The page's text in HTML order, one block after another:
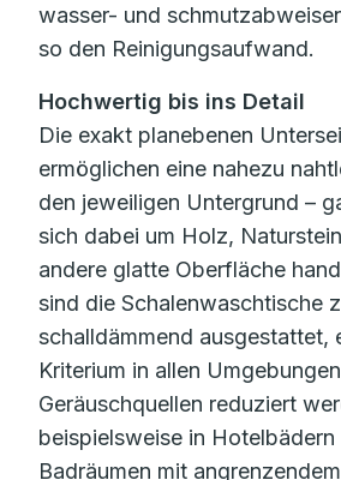
wasser- und
so den Reinigungsaufwand.
Hochwertig bis ins Detail
Die exakt planebenen
ermöglichen eine nahezu
den jeweiligen Untergrund –
sich dabei um Holz,
andere glatte Oberfläche
sind die Schalenwaschtische
schalldämmend ausgestattet,
Kriterium in allen
Geräuschquellen reduziert
beispielsweise in
Badräumen mit